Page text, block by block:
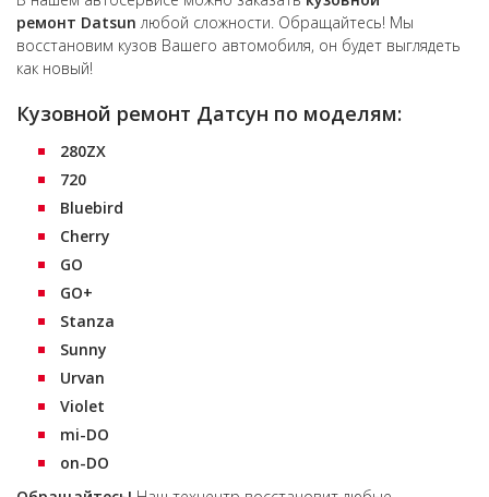
ремонт Datsun любой сложности. Обращайтесь! Мы
восстановим кузов Вашего автомобиля, он будет выглядеть
как новый!
Кузовной ремонт Датсун по моделям:
280ZX
720
Bluebird
Cherry
GO
GO+
Stanza
Sunny
Urvan
Violet
mi-DO
on-DO